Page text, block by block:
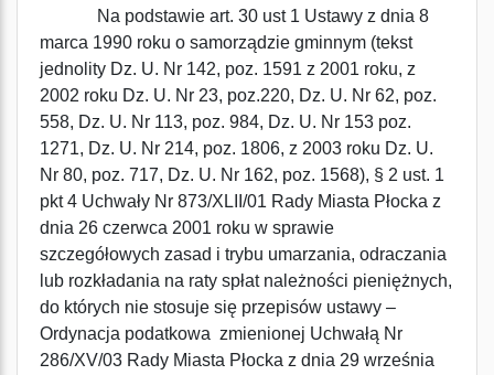
Na podstawie art. 30 ust 1 Ustawy z dnia 8
marca 1990 roku o samorządzie gminnym (tekst
jednolity Dz. U. Nr 142, poz. 1591 z 2001 roku, z
2002 roku Dz. U. Nr 23, poz.220, Dz. U. Nr 62, poz.
558, Dz. U. Nr 113, poz. 984, Dz. U. Nr 153 poz.
1271, Dz. U. Nr 214, poz. 1806, z 2003 roku Dz. U.
Nr 80, poz. 717, Dz. U. Nr 162, poz. 1568), § 2 ust. 1
pkt 4 Uchwały Nr 873/XLII/01 Rady Miasta Płocka z
dnia 26 czerwca 2001 roku w sprawie
szczegółowych zasad i trybu umarzania, odraczania
lub rozkładania na raty spłat należności pieniężnych,
do których nie stosuje się przepisów ustawy –
Ordynacja podatkowa zmienionej Uchwałą Nr
286/XV/03 Rady Miasta Płocka z dnia 29 września